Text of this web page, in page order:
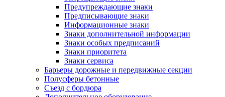
Предупреждающие знаки
Предписывающие знаки
Информационные знаки
Знаки дополнительной информации
Знаки особых предписаний
Знаки приоритета
Знаки сервиса
Барьеры дорожные и передвижные секции
Полусферы бетонные
Съезд с бордюра